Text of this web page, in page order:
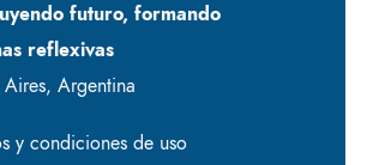
futuro, formando
reflexivas
Aires, Argentina
y condiciones de uso